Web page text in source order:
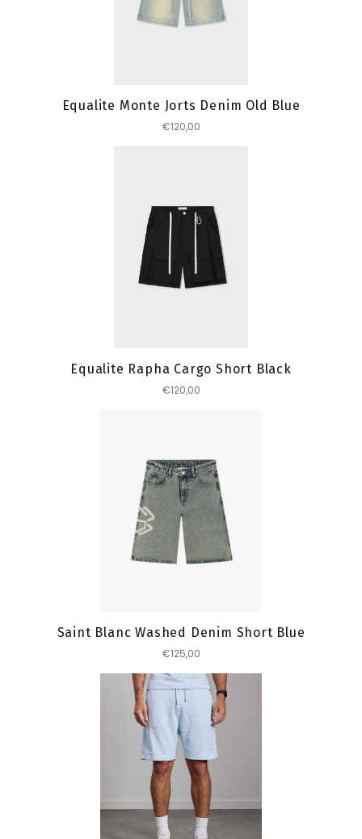
Equalite Monte Jorts Denim Old Blue
€120,00
Equalite Rapha Cargo Short Black
€120,00
Saint Blanc Washed Denim Short Blue
€125,00